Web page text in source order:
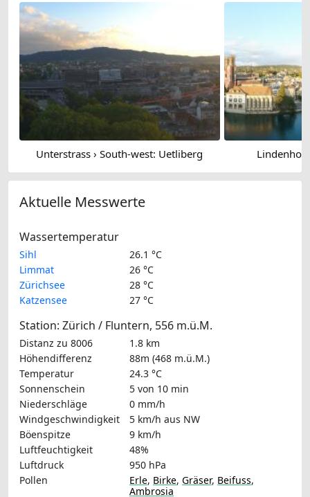
Unterstrass › South-west: Uetliberg
Aktuelle Messwerte
Wassertemperatur
Sihl
26.1 °C
Limmat
26 °C
Zürichsee
28 °C
Katzensee
27 °C
Station: Zürich / Fluntern, 556 m.ü.M.
Distanz zu 8006
1.8 km
Höhendifferenz
88m (468 m.ü.M.)
Temperatur
24.3 °C
Sonnenschein
5 von 10 min
Niederschläge
0 mm/h
Windgeschwindigkeit
5 km/h aus NW
Böenspitze
9 km/h
Luftfeuchtigkeit
48%
Luftdruck
950 hPa
Pollen
Erle, Birke, Gräser, Beifuss,
Ambrosia